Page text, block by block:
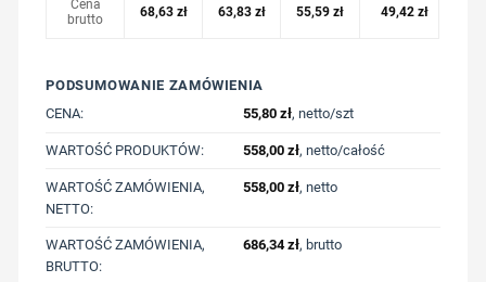
Cena
brutto
68,63 zł 63,83 zł 55,59zł 49,42zł
PODSUMOWANIE ZAMÓWIENIA
CENA:
55,80 zł, netto/szt
WARTOŚĆ PRODUKTÓW: 558,00 zł, netto/całość
WARTOŚĆ ZAMÓWIENIA,
NETTO:
558,00 zł, netto
WARTOŚĆ ZAMÓWIENIA,
BRUTTO:
686,34zł, brutto